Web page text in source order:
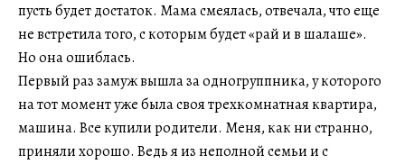
пусть будет достаток. Мама смеялась, отвечала, что еще
не встретила того, с которым будет «рай и в шалаше».
Но она ошиблась.
Первый раз замуж вышла за одногруппника, у которого
на тот момент уже была своя трехкомнатная квартира,
машина. Все купили родители. Меня, как ни странно,
приняли хорошо. Ведь я из неполной семьи и с